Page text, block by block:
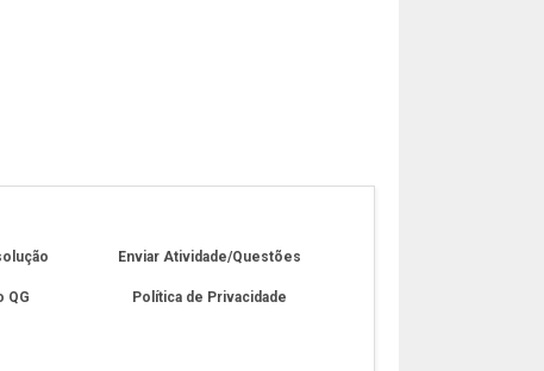
Enviar Atividade/Questões
QG Política de Privacidade